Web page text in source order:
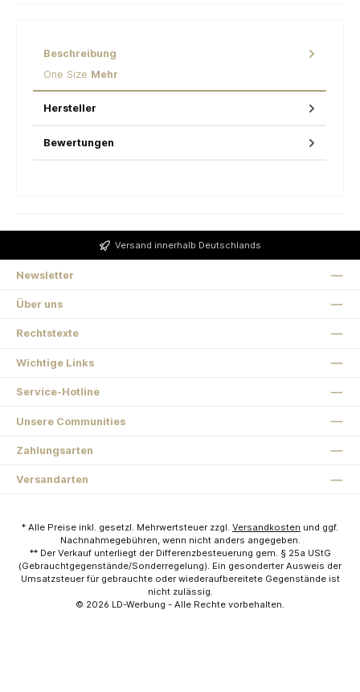
Beschreibung
One Size Mehr
Hersteller
Bewertungen
Versand innerhalb Deutschlands
Newsletter
Über uns
Rechtstexte
Wichtige Links
Service-Hotline
Unsere Communities
Zahlungsarten
Versandarten
* Alle Preise inkl. gesetzl. Mehrwertsteuer zzgl. Versandkosten und ggf.
Nachnahmegebühren, wenn nicht anders angegeben.
** Der Verkauf unterliegt der Differenzbesteuerung gem. § 25a UStG
(Gebrauchtgegenstände/Sonderregelung). Ein gesonderter Ausweis der
Umsatzsteuer für gebrauchte oder wiederaufbereitete Gegenstände ist
nicht zulässig.
© 2026 LD-Werbung - Alle Rechte vorbehalten.